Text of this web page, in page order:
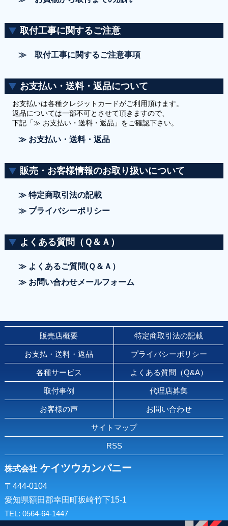
取付工事に関するご注意
≫ 取付工事に関するご注意事項
お支払い・送料・返品について
お支払いは各種クレジットカードがご利用頂けます。
返品については一部不可とさせて頂きますので、
下記「≫ お支払い・送料・返品」をご確認下さい。
≫ お支払い・送料・返品
販売・お客様情報のお取り扱いについて
≫ 特定商取引法の記載
≫ プライバシーポリシー
よくある質問（Ｑ＆Ａ）
≫ よくあるご質問(Ｑ＆Ａ）
≫ お問い合わせメールフォーム
販売店概要
お支払・送料・返品
各種サービス
取付事例
お客様の声
特定商取引法の記載
プライバシーポリシー
よくある質問（Q&A）
代理店募集
お問い合わせ
サイトマップ
RSS
株式会社ケイツウカンパニー
〒444-0104
愛知県額田郡幸田町坂崎竹下15-1
TEL: 0564-64-1447